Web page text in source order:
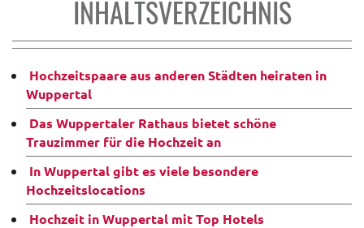
INHALTSVERZEICHNIS
Hochzeitspaare aus anderen Städten heiraten in
Wuppertal
Das Wuppertaler Rathaus bietet schöne
Trauzimmer für die Hochzeit an
In Wuppertal gibt es viele besondere
Hochzeitslocations
Hochzeit in Wuppertal mit Top Hotels